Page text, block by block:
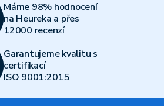
Máme 98% hodnocení
na Heureka a přes
12000 recenzí
Garantujeme kvalitu s
certifikací
ISO 9001:2015